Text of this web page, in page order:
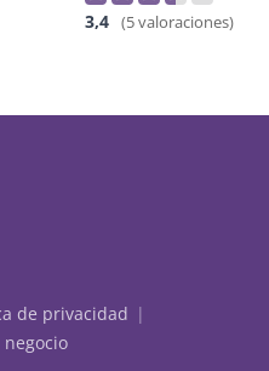
3,4 (5 valoraciones)
de privacidad